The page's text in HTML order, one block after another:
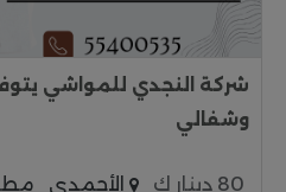
شركة النجدي للمواشي
وشفالي
80 دينار ك الأحمدي